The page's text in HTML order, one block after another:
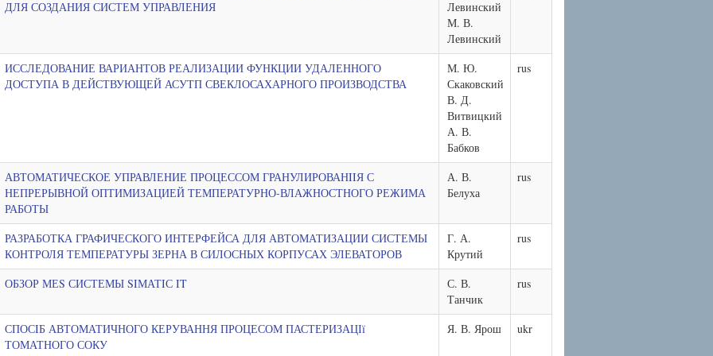
ДЛЯ СОЗДАНИЯ СИСТЕМ УПРАВЛЕНИЯ
Левинский
М. В.
Левинский
ИССЛЕДОВАНИЕ ВАРИАНТОВ РЕАЛИЗАЦИИ ФУНКЦИИ УДАЛЕННОГО
ДОСТУПА В ДЕЙСТВУЮЩЕЙ АСУТП СВЕКЛОСАХАРНОГО ПРОИЗВОДСТВА
М. Ю.
Скаковский
В. Д.
Витвицкий
А. В.
Бабков
rus
АВТОМАТИЧЕСКОЕ УПРАВЛЕНИЕ ПРОЦЕССОМ ГРАНУЛИРОВАНIIЯ С
НЕПРЕРЫВНОЙ ОПТИМИЗАЦИЕЙ ТЕМПЕРАТУРНО-ВЛАЖНОСТНОГО РЕЖИМА
РАБОТЫ
А. В.
Белуха
rus
РАЗРАБОТКА ГРАФИЧЕСКОГО ИНТЕРФЕЙСА ДЛЯ АВТОМАТИЗАЦИИ СИСТЕМЫ
КОНТРОЛЯ ТЕМПЕРАТУРЫ ЗЕРНА В СИЛОСНЫХ КОРПУСАХ ЭЛЕВАТОРОВ
Г. А.
Крутий
rus
ОБЗОР МЕS СИСТЕМЫ SIМАТIС IT
С. В.
Танчик
rus
СПОСIБ АВТОМАТИЧНОГО КЕРУВАННЯ ПРОЦЕСОМ ПАСТЕРИЗАЦІї
ТОМАТНОГО СОКУ
Я. В. Ярош ukr